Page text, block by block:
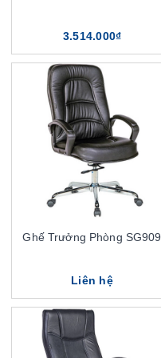
3.514.000₫
Ghế Trưởng Phòng SG909
Liên hệ